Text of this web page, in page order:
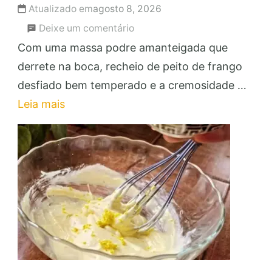
Atualizado emagosto 8, 2026
Deixe um comentárioem
Empadão
de
Frango
Requeijão:
Faça
e
Venda
para
Lucrar!
Com uma massa podre amanteigada que
derrete na boca, recheio de peito de frango
desfiado bem temperado e a cremosidade …
Leia mais